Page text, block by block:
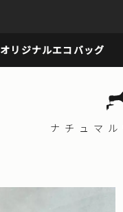
オリジナルエコバッグ
ナチュマル